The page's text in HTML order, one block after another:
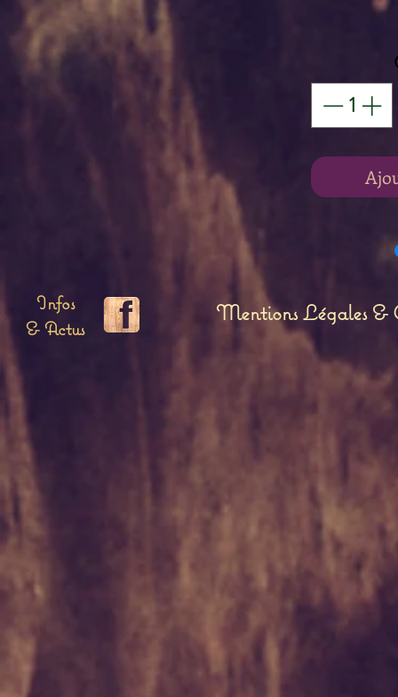
Infos
& Actus
Mentions Légales &